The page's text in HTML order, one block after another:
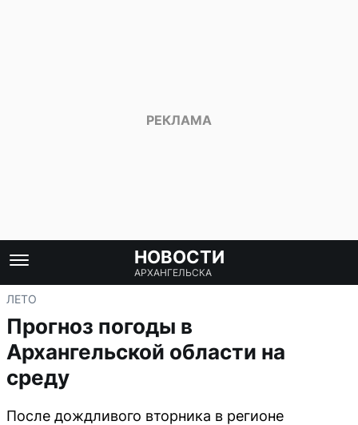
НОВОСТИ
АРХАНГЕЛЬСКА
ЛЕТО
Прогноз погоды в
Архангельской области на
среду
После дождливого вторника в регионе